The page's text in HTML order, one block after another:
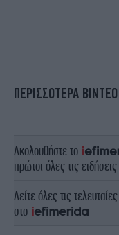
ΠΕΡΙΣΣΟΤΕΡΑ ΒΙΝΤΕΟ
Ακολουθήστε το
πρώτοι όλες τις ειδήσεις
Δείτε όλες τις τελευταίες
στο